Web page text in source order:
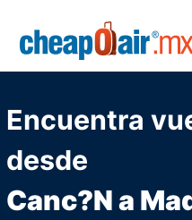
Skip to main content
Encuentra
desde
Canc?N a